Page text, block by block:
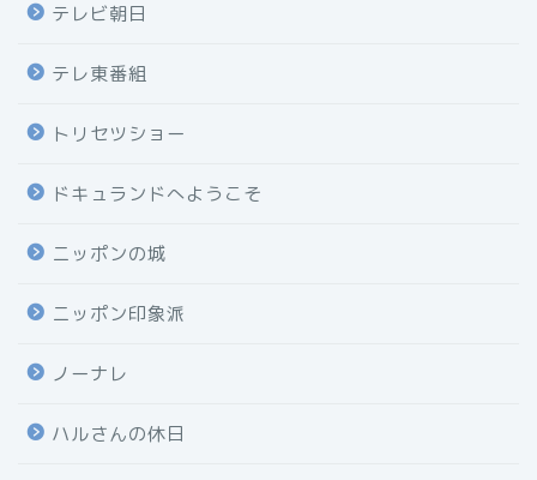
テレビ朝日
テレ東番組
トリセツショー
ドキュランドへようこそ
ニッポンの城
ニッポン印象派
ノーナレ
ハルさんの休日